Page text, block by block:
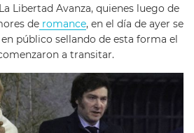
Libertad Avanza, quienes luego de
de romance, en el día de ayer se
público sellando de esta forma el
a transitar.